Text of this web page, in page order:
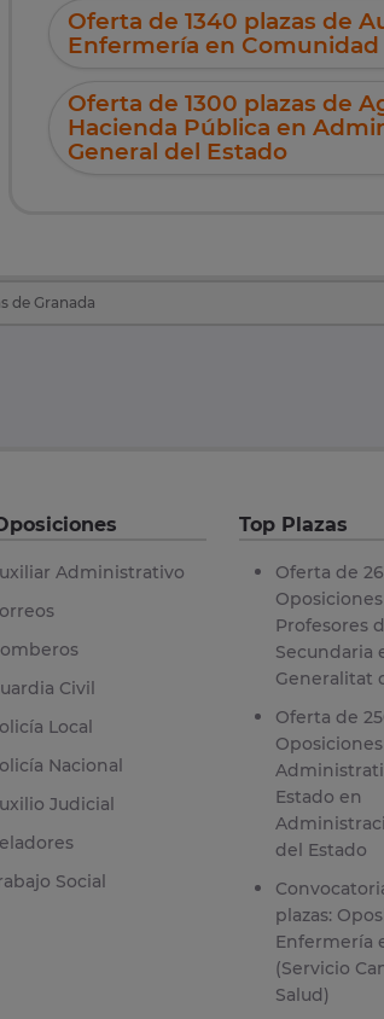
Oferta de 1340 plazas de
Enfermería en
Oferta de 1300 plazas de
Hacienda Pública en
General del Estado
de Granada
Administrativo
Civil
Local
Nacional
Judicial
Social
Top Plazas
Oferta de
Profesores
Secundaria
Generalitat
Oferta de
Estado en
del Estado
plazas:
Enfermería
(Servicio
Salud)